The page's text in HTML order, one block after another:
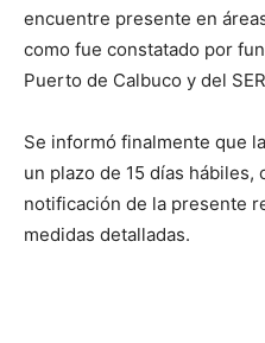
encuentre presente en
como fue constatado por
Puerto de Calbuco y del
Se informó finalmente que
un plazo de 15 días hábiles,
notificación de la presente
medidas detalladas.